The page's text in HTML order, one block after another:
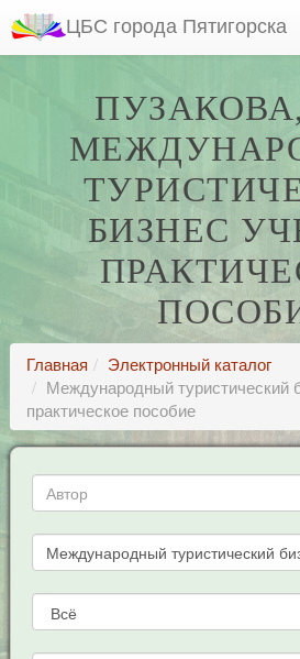
ЦБС города Пятигорска
БИЗНЕС
Главная
Электронный каталог
Международный туристический
практическое пособие